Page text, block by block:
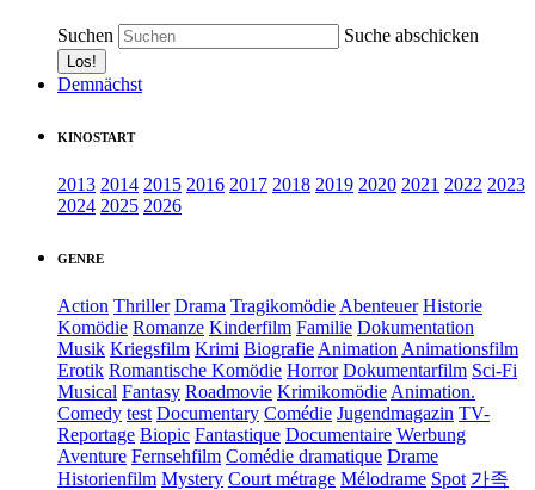
Suchen Suche abschicken
Demnächst
KINOSTART
2013 2014 2015 2016 2017 2018 2019 2020 2021 2022 2023
2024 2025 2026
GENRE
Action Thriller Drama Tragikomödie Abenteuer Historie
Komödie Romanze Kinderfilm Familie Dokumentation
Musik Kriegsfilm Krimi Biografie Animation Animationsfilm
Erotik Romantische Komödie Horror Dokumentarfilm Sci-Fi
Musical Fantasy Roadmovie Krimikomödie Animation.
Comedy test Documentary Comédie Jugendmagazin TV-
Reportage Biopic Fantastique Documentaire Werbung
Aventure Fernsehfilm Comédie dramatique Drame
Historienfilm Mystery Court métrage Mélodrame Spot 가족